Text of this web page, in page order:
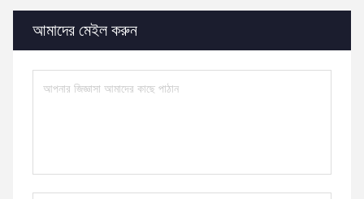
আমাদের মেইল ​​করুন